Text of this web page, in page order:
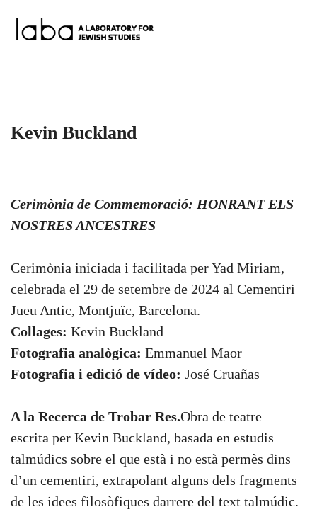
Kevin Buckland
Cerimònia de Commemoració: HONRANT ELS
NOSTRES ANCESTRES
Cerimònia iniciada i facilitada per Yad Miriam,
celebrada el 29 de setembre de 2024 al Cementiri
Jueu Antic, Montjuïc, Barcelona.
Collages: Kevin Buckland
Fotografia analògica: Emmanuel Maor
Fotografia i edició de vídeo: José Cruañas
A la Recerca de Trobar Res.Obra de teatre
escrita per Kevin Buckland, basada en estudis
talmúdics sobre el que està i no està permès dins
d’un cementiri, extrapolant alguns dels fragments
de les idees filosòfiques darrere del text talmúdic.